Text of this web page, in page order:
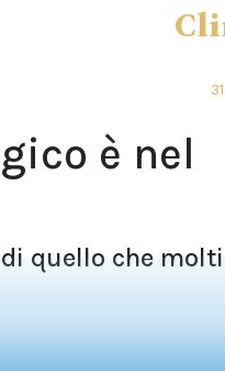
è nel
quello che molti